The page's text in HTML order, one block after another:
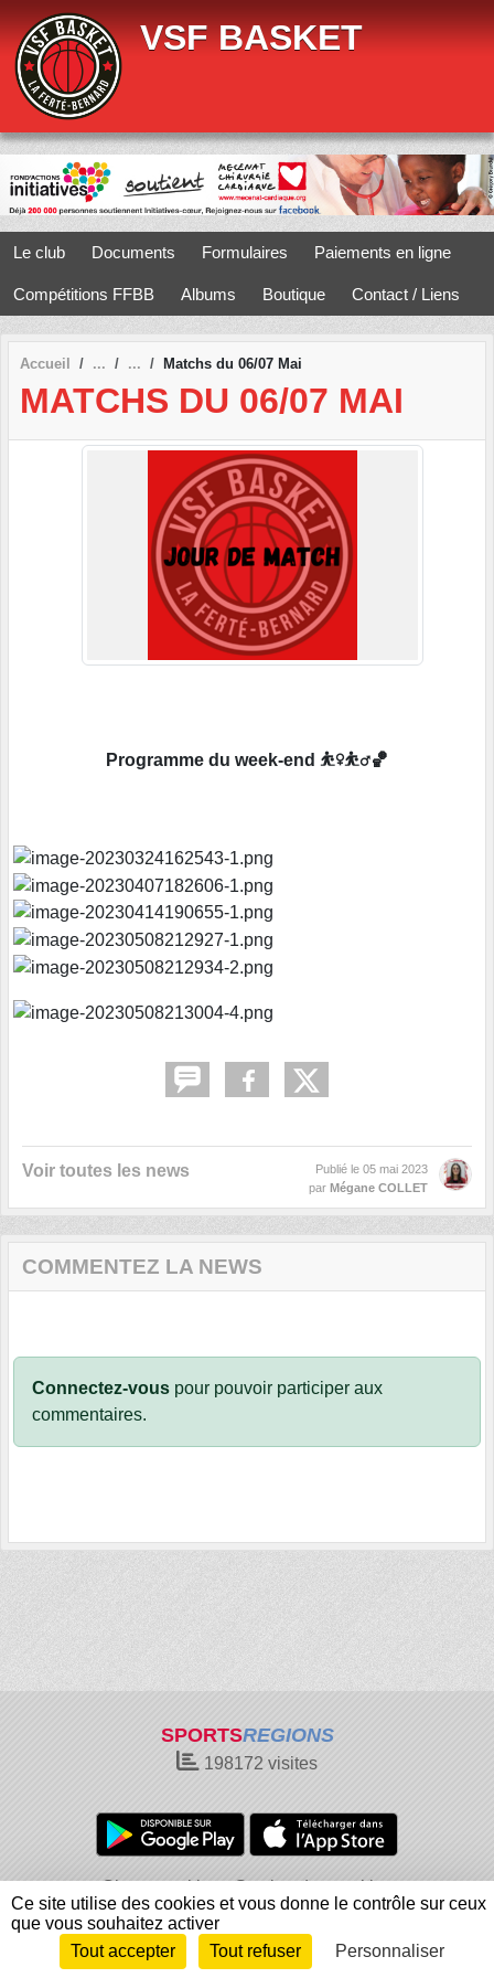
VSF BASKET
Le club Documents Formulaires Paiements en ligne
Compétitions FFBB Albums Boutique Contact / Liens
Accueil Matchs du 06/07 Mai
MATCHS DU 06/07 MAI
Programme du week-end ⛹️‍♀️⛹️‍♂️🏀
Voir toutes les news Publié le 05 mai 2023
par Mégane COLLET
COMMENTEZ LA NEWS
Connectez-vous pour pouvoir participer aux
commentaires.
SPORTSREGIONS
198172 visites
Charte cookies
Gestion des cookies
Informations légales
Signaler un contenu inapproprié
Envie de participer ? Connexion
Panneau de gestion des cookies
Ce site utilise des cookies et vous donne le contrôle sur ceux
que vous souhaitez activer
Tout accepter
Tout refuser Personnaliser